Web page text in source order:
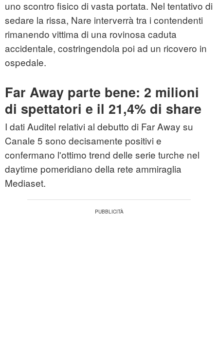
uno scontro fisico di vasta portata. Nel tentativo di
sedare la rissa, Nare interverrà tra i contendenti
rimanendo vittima di una rovinosa caduta
accidentale, costringendola poi ad un ricovero in
ospedale.
Far Away parte bene: 2 milioni
di spettatori e il 21,4% di share
I dati Auditel relativi al debutto di Far Away su
Canale 5 sono decisamente positivi e
confermano l'ottimo trend delle serie turche nel
daytime pomeridiano della rete ammiraglia
Mediaset.